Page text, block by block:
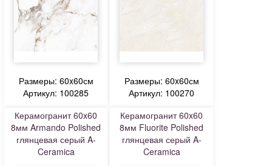
Размеры: 60x60см
Артикул: 100285
Размеры: 60x60см
Артикул: 100270
Керамогранит 60x60
8мм Armando Polished
глянцевая серый A-
Ceramica
Керамогранит 60x60
8мм Fluorite Polished
глянцевая серый A-
Ceramica